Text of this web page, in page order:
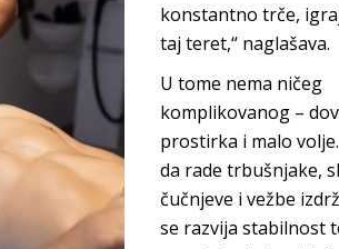
konstantno trče,
taj teret,“ naglašava.
U tome nema ničeg
komplikovanog –
prostirka i malo
da rade trbušnjake,
čučnjeve i vežbe
se razvija stabilnost